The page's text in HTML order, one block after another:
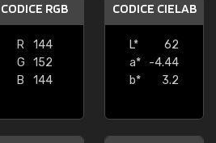
CODICE RGB
R
144
G
152
B
144
CODICE CIELAB
L*
62
a*
-4.44
b*
3.2